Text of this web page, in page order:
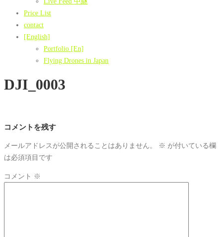
Price List
contact
[English]
Portfolio [En]
Flying Drones in Japan
DJI_0003
コメントを残す
メールアドレスが公開されることはありません。 ※ が付いている欄
は必須項目です
コメント ※